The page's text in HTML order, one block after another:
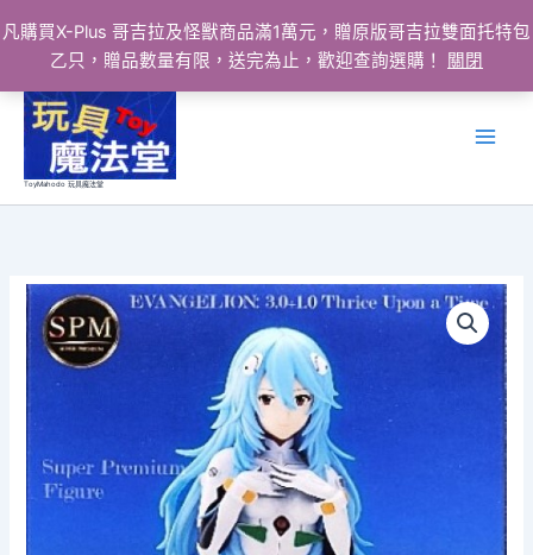
凡購買X-Plus 哥吉拉及怪獸商品滿1萬元，贈原版哥吉拉雙面托特包
乙只，贈品數量有限，送完為止，歡迎查詢選購！
關閉
ToyMahodo 玩具魔法堂